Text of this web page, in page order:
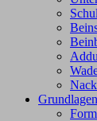
Grundlagen